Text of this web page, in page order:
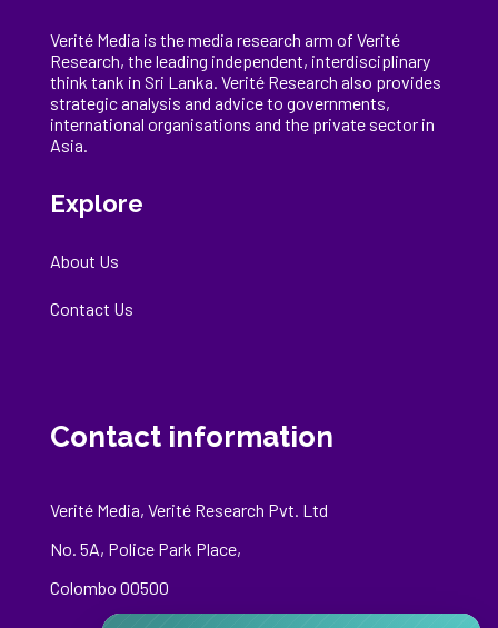
Verité Media is the media research arm of Verité
Research, theleading independent, interdisciplinary
think tank in Sri Lanka. Verité Research also provides
strategic analysis and advice to governments,
international organisations and the private sector in
Asia.
Explore
About Us
Contact Us
Contact information
Verité Media, Verité Research Pvt. Ltd
No. 5A, Police Park Place,
Colombo 00500